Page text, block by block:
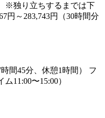
※独り立ちするまでは下
円～283,743円（30時間分
間45分、休憩1時間） フ
11:00〜15:00）